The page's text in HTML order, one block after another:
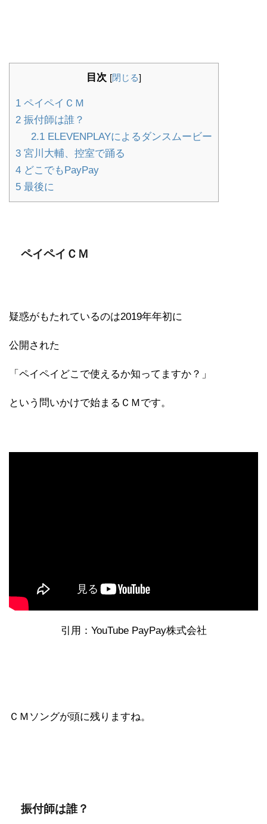
目次 [閉じる]
1 ペイペイＣＭ
2 振付師は誰？
2.1ELEVENPLAYによるダンスムービー
3 宮川大輔、控室で踊る
4 どこでもPayPay
5 最後に
ペイペイＣＭ
疑惑がもたれているのは2019年年初に
公開された
「ペイペイどこで使えるか知ってますか？」
という問いかけで始まるＣＭです。
引用：YouTube PayPay株式会社
ＣＭソングが頭に残りますね。
振付師は誰？